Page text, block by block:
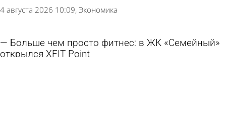
4 августа 2026 10:09 Экономика
Больше чем просто фитнес: в ЖК «Семейный»
открылся XFIT Point